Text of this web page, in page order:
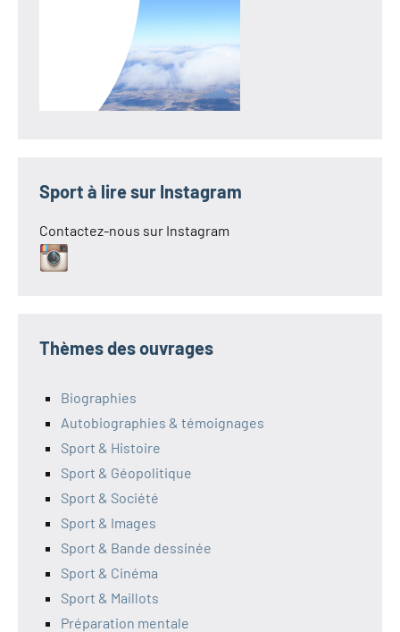
Sport à lire sur Instagram
Contactez-nous sur Instagram
Thèmes des ouvrages
Biographies
Autobiographies & témoignages
Sport & Histoire
Sport & Géopolitique
Sport & Société
Sport & Images
Sport & Bande dessinée
Sport & Cinéma
Sport & Maillots
Préparation mentale